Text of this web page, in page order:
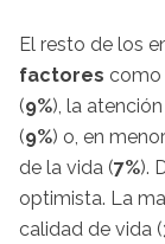
El resto de los
factores como
(9%), la
(9%) o, en
de la vida (7%).
optimista. La
calidad de vida (